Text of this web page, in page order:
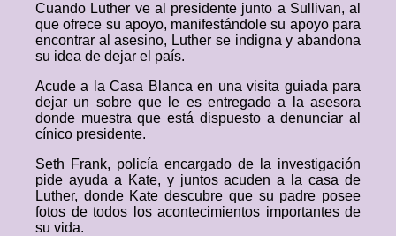
Cuando Luther ve al presidente junto a Sullivan, al
que ofrece su apoyo, manifestándole su apoyo para
encontrar al asesino, Luther se indigna y abandona
su idea de dejar el país.
Acude a la Casa Blanca en una visita guiada para
dejar un sobre que le es entregado a la asesora
donde muestra que está dispuesto a denunciar al
cínico presidente.
Seth Frank, policía encargado de la investigación
pide ayuda a Kate, y juntos acuden a la casa de
Luther, donde Kate descubre que su padre posee
fotos de todos los acontecimientos importantes de
su vida.